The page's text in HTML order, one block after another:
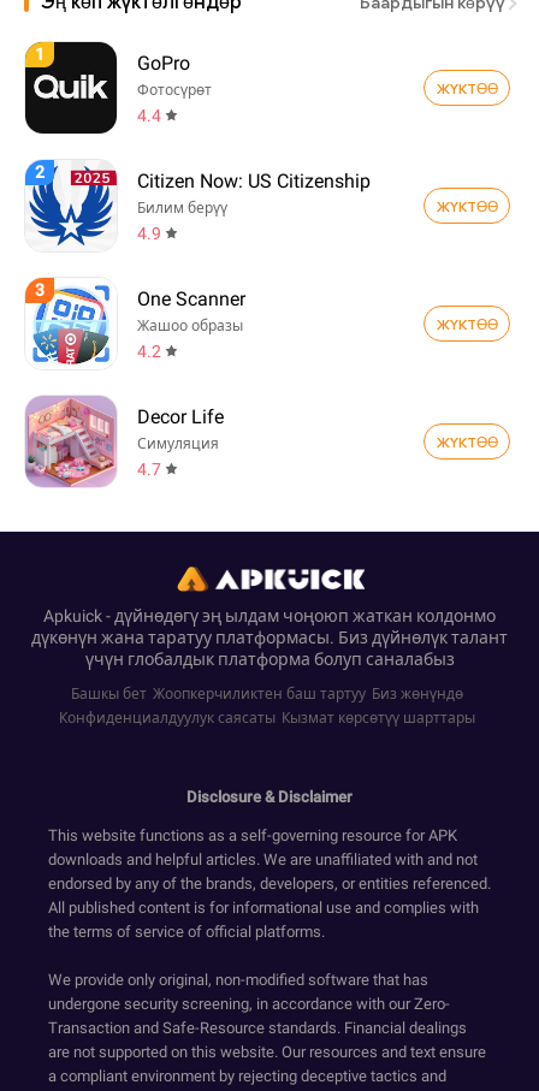
1 GoPro
Фотосүрөт
4.4
ЖҮКТӨӨ
2 Citizen Now: US Citizenship
Билим берүү
4.9
ЖҮКТӨӨ
3 One Scanner
Жашоо образы
4.2
ЖҮКТӨӨ
Decor Life
Симуляция
4.7
ЖҮКТӨӨ
Apkuick - дүйнөдөгү эң ылдам чоңоюп жаткан колдонмо
дүкөнүн жана таратуу платформасы. Биз дүйнөлүк талант
үчүн глобалдык платформа болуп саналабыз
Башкы бет Жоопкерчиликтен баш тартуу Биз жөнүндө
Конфиденциалдуулук саясаты Кызмат көрсөтүү шарттары
Disclosure & Disclaimer
This website functions as a self-governing resource for APK
downloads and helpful articles. We are unaffiliated with and not
endorsed by any of the brands, developers, or entities referenced.
All published content is for informational use and complies with
the terms of service of official platforms.
We provide only original, non-modified software that has
undergone security screening, in accordance with our Zero-
Transaction and Safe-Resource standards. Financial dealings
are not supported on this website. Our resources and text ensure
a compliant environment by rejecting deceptive tactics and